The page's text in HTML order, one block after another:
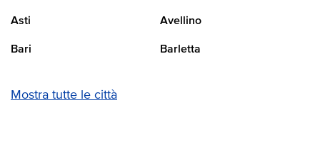
Asti Avellino
Bari Barletta
Mostra tutte le città